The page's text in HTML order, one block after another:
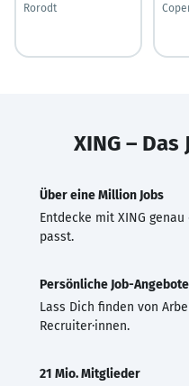
Rorodt
XING –
Über eine Million Jobs
Entdecke mit XING
passt.
Persönliche Job-Angebote
Lass Dich finden von
Recruiter·innen.
21 Mio. Mitglieder